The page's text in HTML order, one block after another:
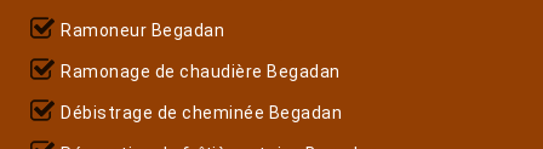
Ramoneur Begadan
Ramonage de chaudière Begadan
Débistrage de cheminée Begadan